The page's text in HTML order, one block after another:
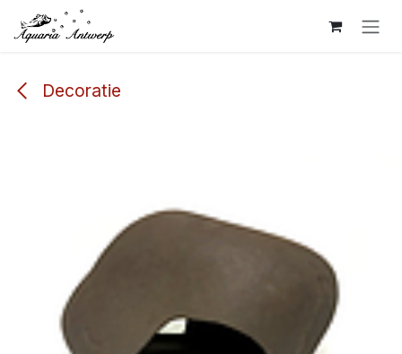
Overslaan naar inhoud
Decoratie